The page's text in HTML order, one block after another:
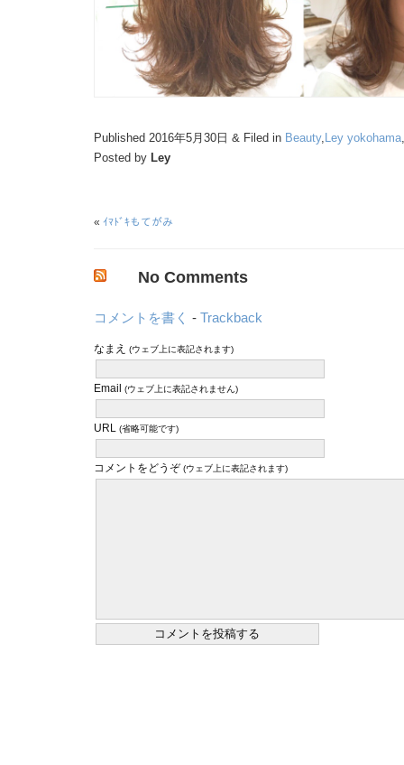
Published 2016年5月30日 & Filed in Beauty, Ley yokohama
Posted by Ley
« ｲﾏﾄﾞｷもてがみ
No Comments
コメントを書く -Trackback
なまえ (ウェブ上に表記されます)
Email (ウェブ上に表記されません)
URL(省略可能です)
コメントをどうぞ(ウェブ上に表記されます)